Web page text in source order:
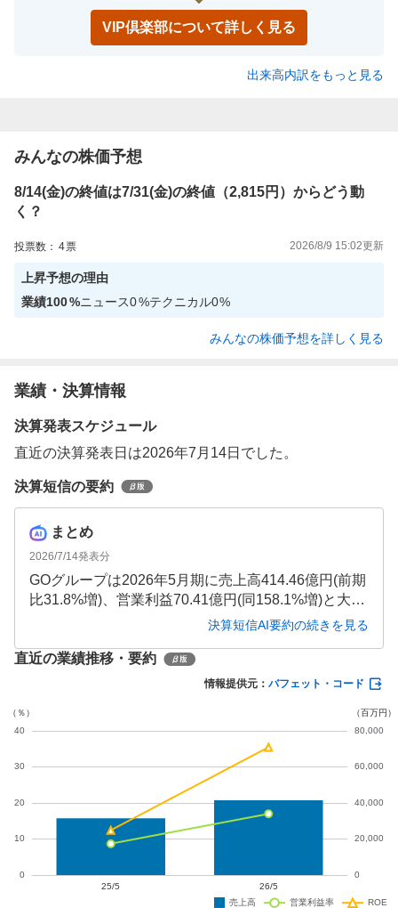
VIP倶楽部について詳しく見る
出来高内訳をもっと見る
みんなの株価予想
8/14(金)の終値は7/31(金)の終値（2,815円）からどう動
く？
投票数： 4票 2026/8/9 15:02更新
上昇予想の理由
業績100%ニュース0%テクニカル0%
みんなの株価予想を詳しく見る
業績・決算情報
決算発表スケジュール
直近の決算発表日は2026年7月14日でした。
決算短信の要約
まとめ
2026/7/14発表分
GOグループは2026年5月期に売上高414.46億円(前期
比31.8%増)、営業利益70.41億円(同158.1%増)と大幅
な増収増益を達成しました。タクシーアプリの実車
事業基盤を強化。自己資本比率も32.6%に改善し、2
027年5月期も増収増益を予想しています。
決算短信AI要約の続きを見る
直近の業績推移・要約
情報提供元： バフェット・コード